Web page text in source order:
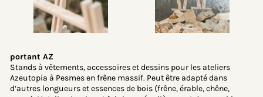
portant AZ
Stands à vêtements, accessoires et dessins pour les ateliers
Azeutopia à Pesmes en frêne massif. Peut être adapté dans
d’autres longueurs et essences de bois (frêne, érable, chêne,